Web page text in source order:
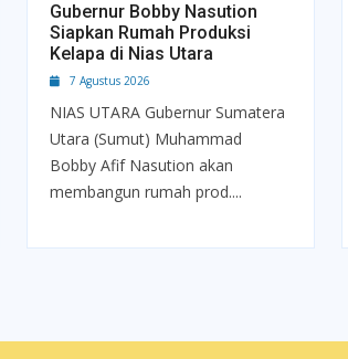
Gubernur Bobby Nasution
Siapkan Rumah Produksi
Kelapa di Nias Utara
7 Agustus 2026
NIAS UTARA Gubernur Sumatera
Utara (Sumut) Muhammad
Bobby Afif Nasution akan
membangun rumah prod....